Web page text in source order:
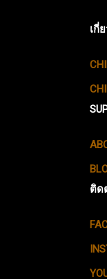
เกี่
ติด